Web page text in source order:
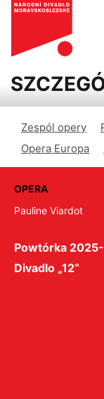
Zespól opery
Opera Europa
OPERA
Pauline Viardot
Powtórka
Divadlo „12“